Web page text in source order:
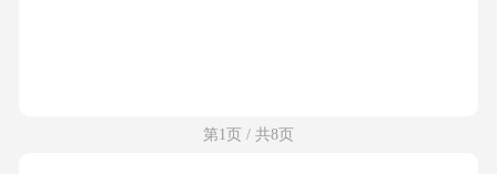
第1页 / 共8页